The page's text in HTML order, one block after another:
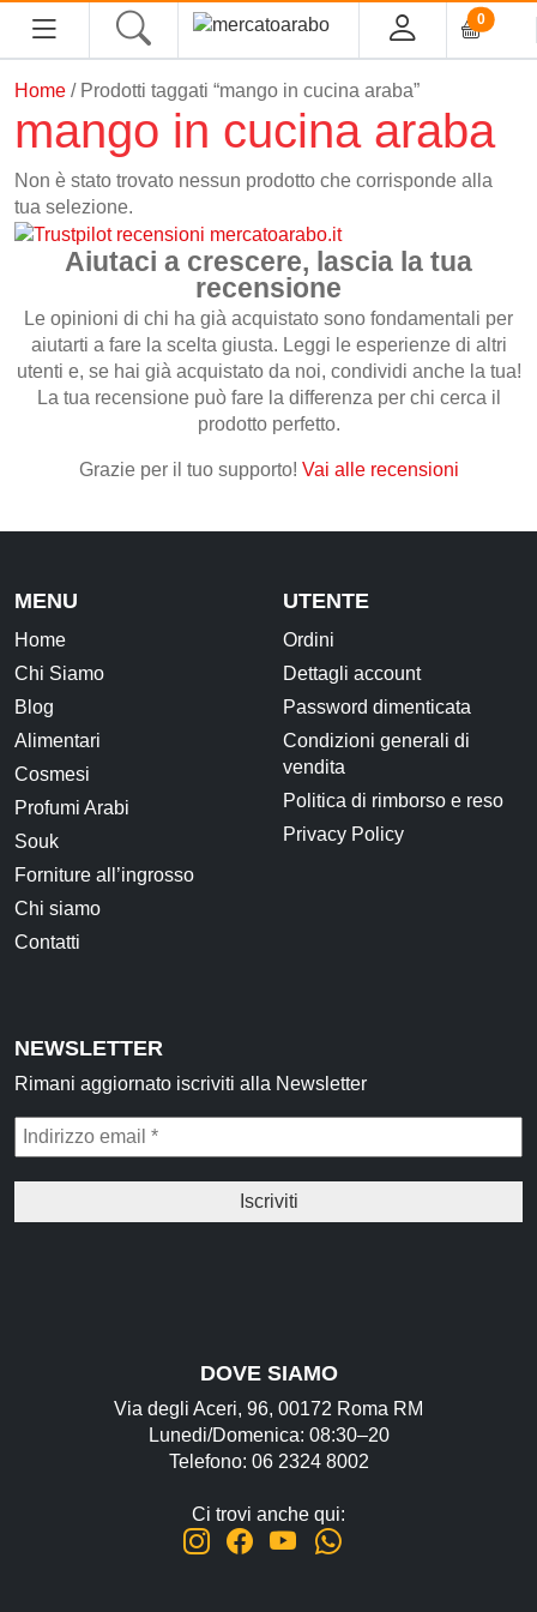
0
Home
Alimentari
Tè, Infusi e Caffè
Condimenti e Conserve
Legumi
Cous cous, Semola e Cereali
Halawa/Halva
Confetture, Miele, Melasse e Creme Spalmabili
Snack Salati e Aperitivi
Bevande
Cosmesi
Make up
Narghilè e Accessori per Narghilè
Articoli per la Casa
Home / Prodotti taggati “mango in cucina araba”
mango in cucina araba
Non è stato trovato nessun prodotto che corrisponde alla
tua selezione.
Aiutaci a crescere, lascia la tua
recensione
Le opinioni di chi ha già acquistato sono fondamentali per
aiutarti a fare la scelta giusta. Leggi le esperienze di altri
utenti e, se hai già acquistato da noi, condividi anche la tua!
La tua recensione può fare la differenza per chi cerca il
prodotto perfetto.
Grazie per il tuo supporto! Vai alle recensioni
MENU
Home
Chi Siamo
Blog
Alimentari
Cosmesi
Profumi Arabi
Souk
Forniture all’ingrosso
Chi siamo
Contatti
UTENTE
Ordini
Dettagli account
Password dimenticata
Condizioni generali di
vendita
Politica di rimborso e reso
Privacy Policy
NEWSLETTER
Rimani aggiornato iscriviti alla Newsletter
DOVE SIAMO
Via degli Aceri, 96, 00172 Roma RM
Lunedi/Domenica: 08:30–20
Telefono: 06 2324 8002
Ci trovi anche qui: